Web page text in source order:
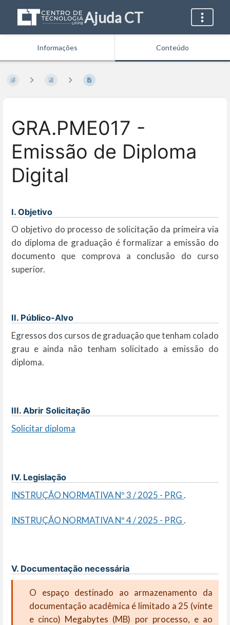
Ajuda CT
Informações Conteúdo
GRA.PME017 -
Emissão de Diploma
Digital
I. Objetivo
O objetivo do processo de solicitação da primeira via
do diploma de graduação é formalizar a emissão do
documento que comprova a conclusão do curso
superior.
II. Público-Alvo
Egressos dos cursos de graduação que tenham colado
grau e ainda não tenham solicitado a emissão do
diploma.
III. Abrir Solicitação
Solicitar diploma
IV. Legislação
INSTRUÇÃO NORMATIVA Nº 3 / 2025 - PRG.
INSTRUÇÃO NORMATIVA Nº 4 / 2025 - PRG.
V. Documentação necessária
O espaço destinado ao armazenamento da
documentação acadêmica é limitado a 25 (vinte
e cinco) Megabytes (MB) por processo, e ao